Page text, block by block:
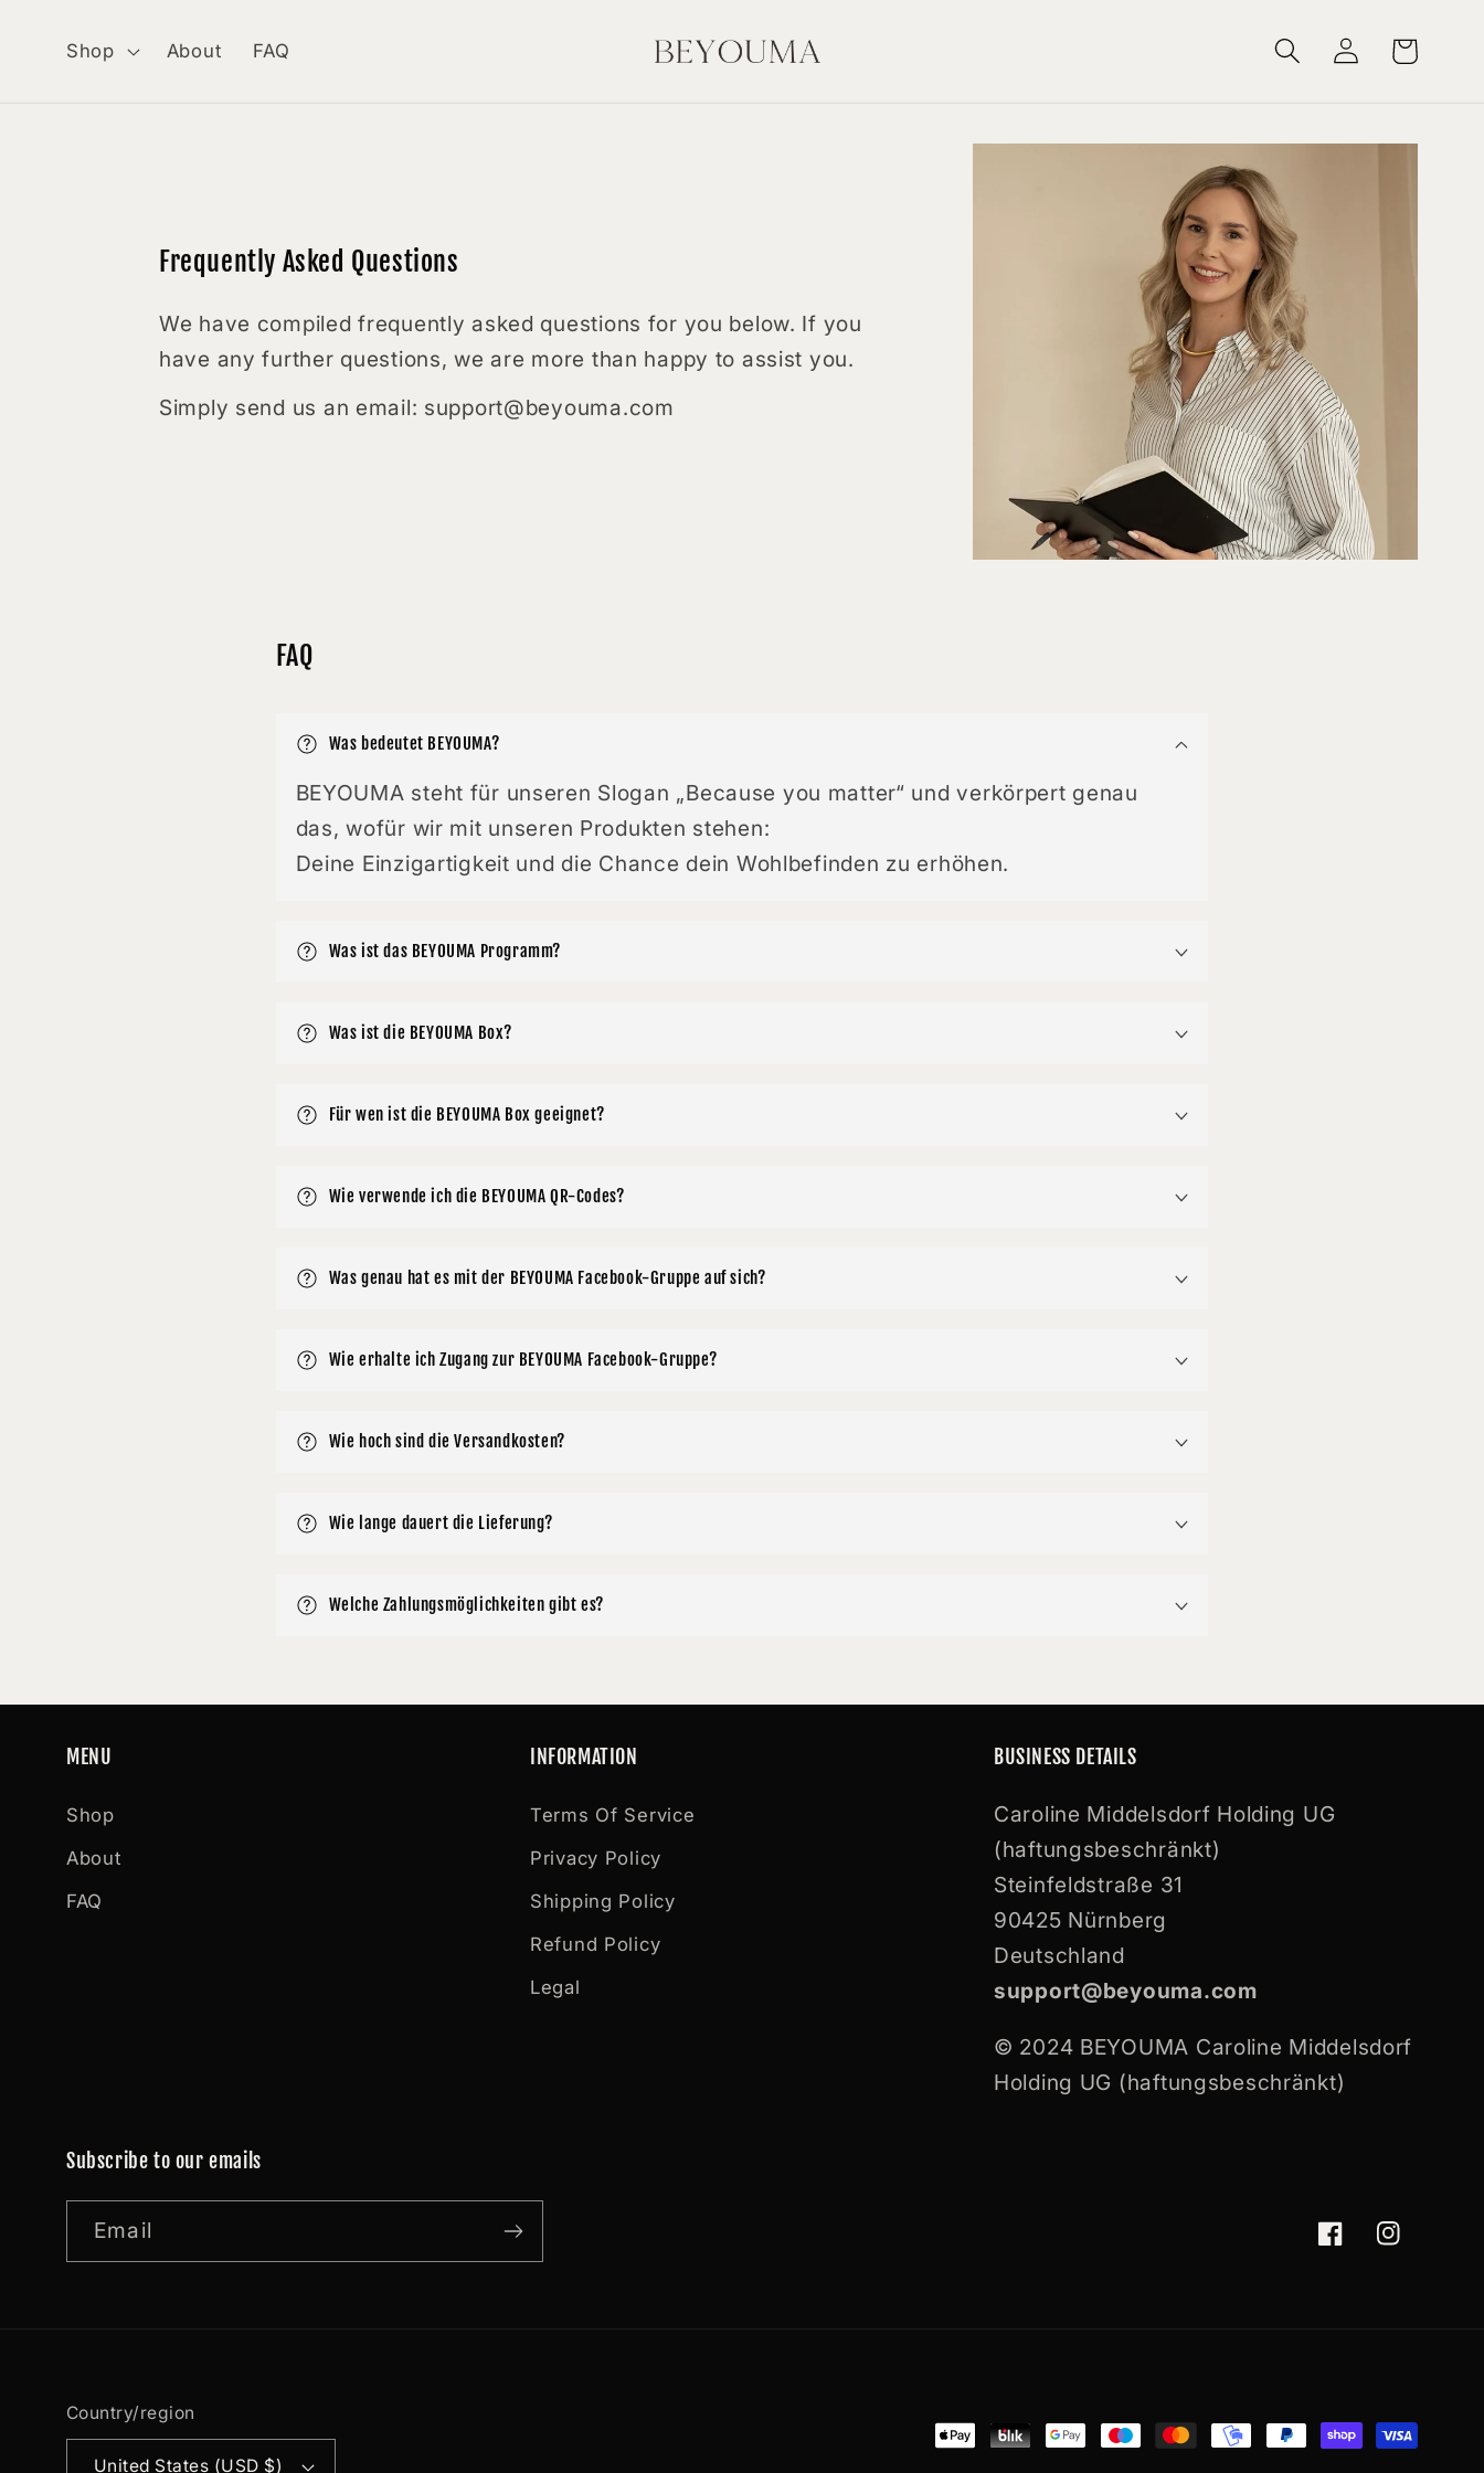
content
Shop About FAQ
Log
in
Cart
Frequently Asked Questions
We have compiled frequently asked questions for you below. If you
have any further questions, we are more than happy to assist you.
Simply send us an email: support@beyouma.com
FAQ
Was bedeutet BEYOUMA?
BEYOUMA steht für unseren Slogan „Because you matter“ und verkörpert genau
das, wofür wir mit unseren Produkten stehen:
Deine Einzigartigkeit und die Chance dein Wohlbefinden zu erhöhen.
Was ist das BEYOUMA Programm?
Was ist die BEYOUMA Box?
Für wen ist die BEYOUMA Box geeignet?
Wie verwende ich die BEYOUMA QR-Codes?
Was genau hat es mit der BEYOUMA Facebook-Gruppe auf sich?
Wie erhalte ich Zugang zur BEYOUMA Facebook-Gruppe?
Wie hoch sind die Versandkosten?
Wie lange dauert die Lieferung?
Welche Zahlungsmöglichkeiten gibt es?
MENU
Shop
About
FAQ
INFORMATION
Terms Of Service
Privacy Policy
Shipping Policy
Refund Policy
Legal
BUSINESS DETAILS
Caroline Middelsdorf Holding UG
(haftungsbeschränkt)
Steinfeldstraße 31
90425 Nürnberg
Deutschland
support@beyouma.com
© 2024 BEYOUMA Caroline Middelsdorf
Holding UG (haftungsbeschränkt)
Subscribe to our emails
Email
FacebookInstagram
Country/region
United States (USD $)
Payment